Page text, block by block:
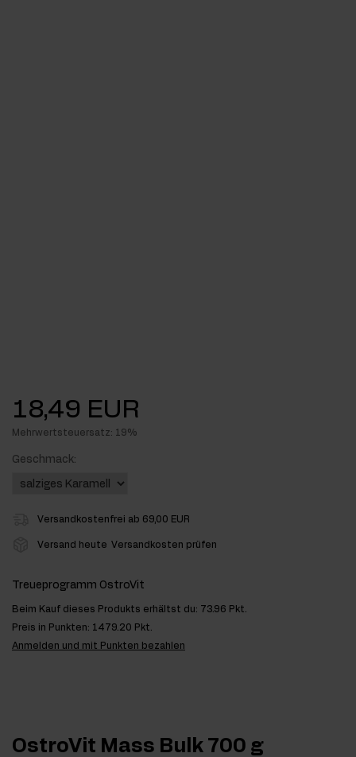
18,49 EUR
Mehrwertsteuersatz: 19%
Geschmack:
Versandkostenfrei ab 69,00 EUR
Versand heute Versandkosten prüfen
Treueprogramm OstroVit
Beim Kauf dieses Produkts erhältst du: 73.96 Pkt.
Preis in Punkten: 1479.20 Pkt.
Anmelden und mit Punkten bezahlen
OstroVit Mass Bulk 700 g